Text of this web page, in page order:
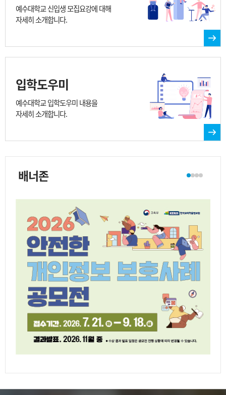
예수대학교 신입생 모집요강에 대해
자세히 소개합니다.
입학도우미
예수대학교 입학도우미 내용을
자세히 소개합니다.
배너존